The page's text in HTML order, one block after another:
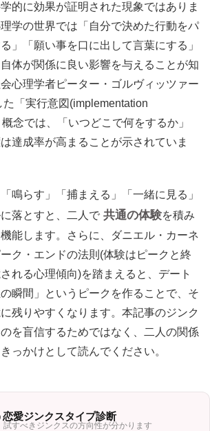
的に効果が証明された現象ではありま
学の世界では「自分で決めた行動をパ
」「願い事を口に出して言葉にする」
体が関係に良い影響を与えることが知
心理学者ピーター・ゴルヴィッツァー
「実行意図(implementation
念では、「いつどこで何をするか」
達成率が高まることが示されていま
鳴らす」「捕まえる」「一緒に見る」
落とすと、二人で 共通の体験を積み
機能します。さらに、ダニエル・カーネ
ク・エンドの法則(体験はピークと終
れる心理傾向)を踏まえると、デート
瞬間」というピークを作ることで、そ
残りやすくなります。本記事のジンク
を盲信するためではなく、二人の関係
っかけとして読んでください。
恋愛ジンクスタイプ診断
試すべきジンクスの方向性が分かります